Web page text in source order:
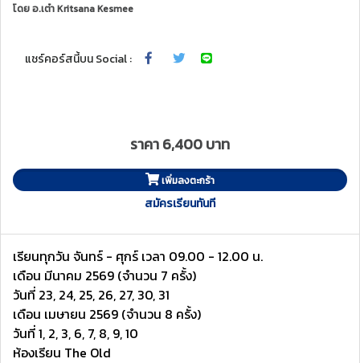
โดยอ.เต๋า Kritsana Kesmee
แชร์คอร์สนี้บน Social :
ราคา 6,400 บาท
เพิ่มลงตะกร้า
สมัครเรียนทันที
เรียนทุกวัน จันทร์ - ศุกร์ เวลา 09.00 - 12.00 น.
เดือน มีนาคม 2569 (จำนวน 7 ครั้ง)
วันที่ 23, 24, 25, 26, 27, 30, 31
เดือน เมษายน 2569 (จำนวน 8 ครั้ง)
วันที่ 1, 2, 3, 6, 7, 8, 9, 10
ห้องเรียน The Old